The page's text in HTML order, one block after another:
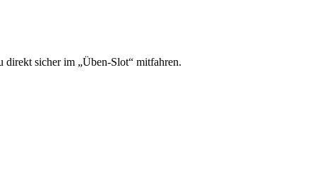
sicher im „Üben-Slot“ mitfahren.